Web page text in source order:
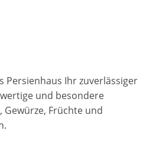
Persienhaus Ihr zuverlässiger
und besondere
Früchte und